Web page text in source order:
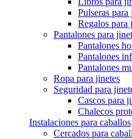
Pulseras para
Regalos para
Pantalones para
Pantalones
Pantalones
Pantalones
Ropa para jinetes
Seguridad para
Cascos para
Chalecos
Instalaciones para caballos
Cercados para